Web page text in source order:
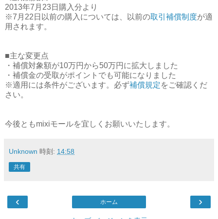
2013年7月23日購入分より
※7月22日以前の購入については、以前の取引補償制度が適
用されます。
■主な変更点
・補償対象額が10万円から50万円に拡大しました
・補償金の受取がポイントでも可能になりました
※適用には条件がございます。必ず補償規定をご確認くだ
さい。
今後ともmixiモールを宜しくお願いいたします。
Unknown 時刻: 14:58
共有
‹ ›
ホーム